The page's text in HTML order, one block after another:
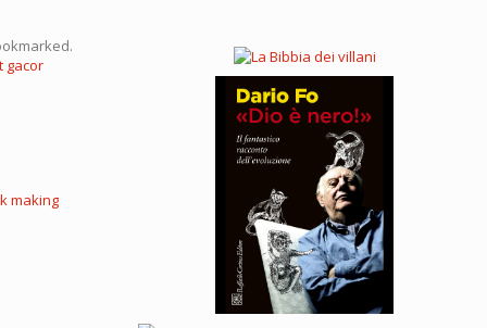
gacor
making